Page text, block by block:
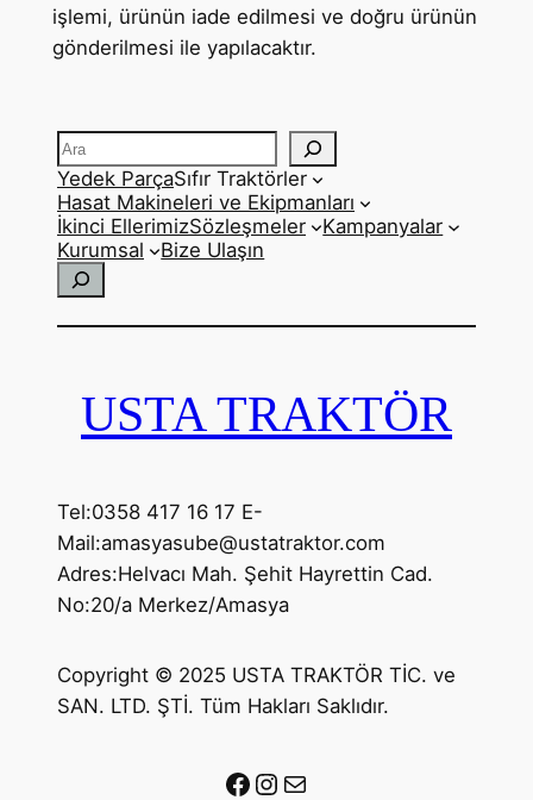
işlemi, ürünün iade edilmesi ve doğru ürünün
gönderilmesi ile yapılacaktır.
Ara
Yedek ParçaSıfır Traktörler
Hasat Makineleri ve Ekipmanları
İkinci EllerimizSözleşmeler
Kampanyalar
Kurumsal
Bize Ulaşın
Ara
USTA TRAKTÖR
Tel:0358 417 16 17 E-
Mail:amasyasube@ustatraktor.com
Adres:Helvacı Mah. Şehit Hayrettin Cad.
No:20/a Merkez/Amasya
Copyright © 2025 USTA TRAKTÖR TİC. ve
SAN. LTD. ŞTİ. Tüm Hakları Saklıdır.
Facebook
Instagram
E-posta